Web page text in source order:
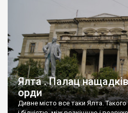
Ялта . Палац
орди
Дивне місто все таки Ялта.